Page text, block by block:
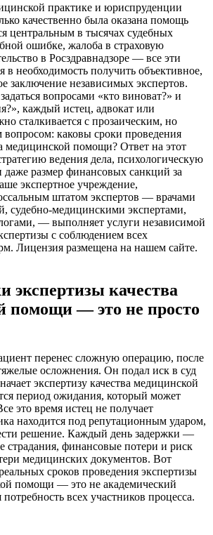
практике и юриспруденции
качественно была оказана помощь
центральным в тысячах судебных
ошибке, жалоба в страховую
в Росздравнадзоре — все эти
в необходимость получить объективное,
заключение независимых экспертов.
вопросами «кто виноват?» и
каждый истец, адвокат или
сталкивается с прозаическим, но
каковы сроки проведения
медицинской помощи? Ответ на этот
ведения дела, психологическую
даже размер финансовых санкций за
экспертное учреждение,
штатом экспертов — врачами
судебно-медицинскими экспертами,
— выполняет услуги независимой
с соблюдением всех
Лицензия размещена на нашем сайте.
экспертизы качества
помощи — это не просто
перенес сложную операцию, после
осложнения. Он подал иск в суд
экспертизу качества медицинской
период ожидания, который может
это время истец не получает
находится под репутационным ударом,
решение. Каждый день задержки —
страдания, финансовые потери и риск
медицинских документов. Вот
сроков проведения экспертизы
помощи — это не академический
всех участников процесса.